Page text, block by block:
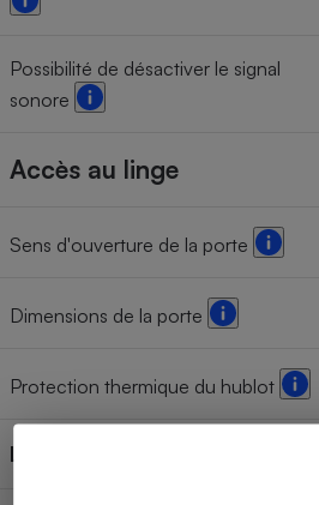
Possibilité de désactiver le signal
sonore
Accès au linge
Sens d'ouverture de la porte
Dimensions de la porte
Protection thermique du hublot
Lave-linge connecté